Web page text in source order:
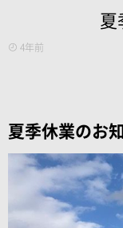
夏
4年前
夏季休業のお